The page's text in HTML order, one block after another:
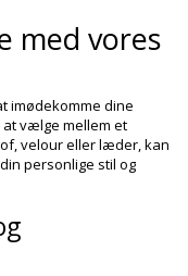
med vores
imødekomme dine
vælge mellem et
velour eller læder, kan
personlige stil og